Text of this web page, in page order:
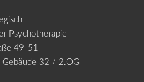
Psychotherapie
49-51
Gebäude 32 / 2.OG